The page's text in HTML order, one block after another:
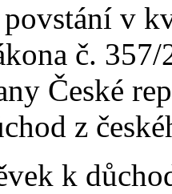
v
č.
České
z
k